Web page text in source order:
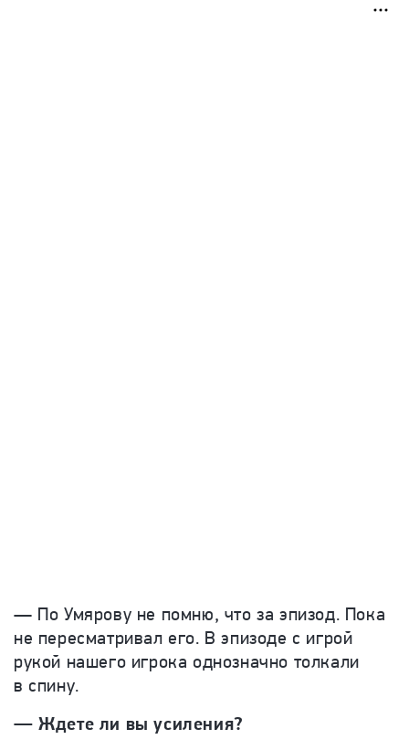
— По Умярову не помню, что за эпизод. Пока
не пересматривал его. В эпизоде с игрой
рукой нашего игрока однозначно толкали
в спину.
— Ждете ли вы усиления?